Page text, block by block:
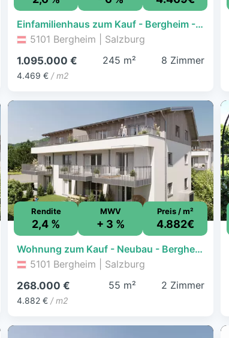
Einfamilienhaus zum Kauf - Bergheim - 1.095.000 € - 8 Zimmer, 245 m², 800 m² Grundstück
5101 Bergheim | Salzburg
1.095.000 €
4.469 €/ m2
245 m² 8 Zimmer
Rendite
2,4 %
MWV
+ 3 %
Preis / m²
4.882€
Wohnung zum Kauf - Neubau - Bergheim - 268.000 € - 2 Zimmer, 54,9 m², EG
5101 Bergheim | Salzburg
268.000 €
4.882 €/ m2
55 m² 2 Zimmer